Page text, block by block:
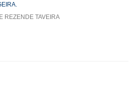
REZENDE TAVEIRA